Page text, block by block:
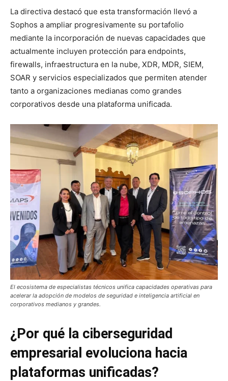
La directiva destacó que esta transformación llevó a
Sophos a ampliar progresivamente su portafolio
mediante la incorporación de nuevas capacidades que
actualmente incluyen protección para endpoints,
firewalls, infraestructura en la nube, XDR, MDR, SIEM,
SOAR y servicios especializados que permiten atender
tanto a organizaciones medianas como grandes
corporativos desde una plataforma unificada.
El ecosistema de especialistas técnicos unifica capacidades operativas para
acelerar la adopción de modelos de seguridad e inteligencia artificial en
corporativos medianos y grandes.
¿Por qué la ciberseguridad
empresarial evoluciona hacia
plataformas unificadas?